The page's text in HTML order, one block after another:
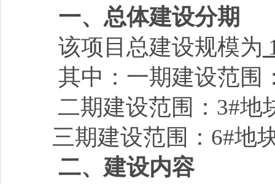
一、总体建设分期
该项目总建设规模为
其中：一期建设范围
二期建设范围：3#地
三期建设范围：6#地
二、建设内容